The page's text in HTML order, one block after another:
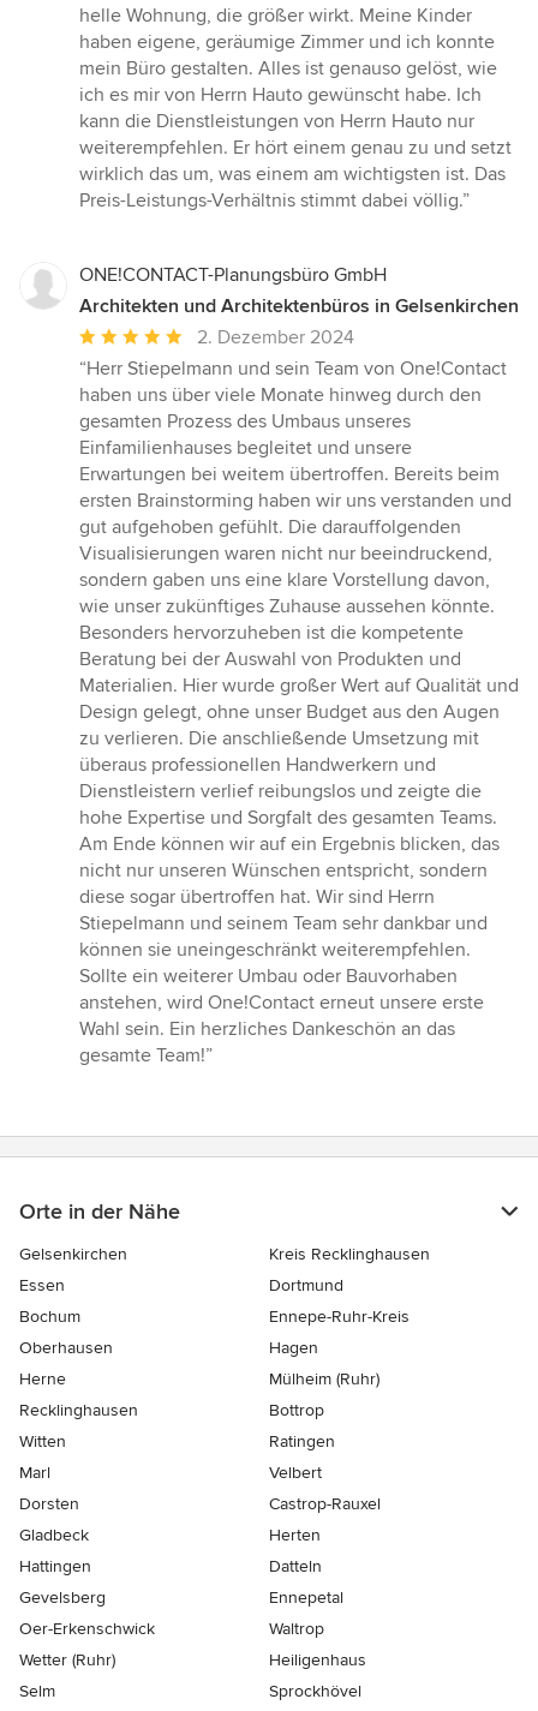
helle Wohnung, die größer wirkt. Meine Kinder
haben eigene, geräumige Zimmer und ich konnte
mein Büro gestalten. Alles ist genauso gelöst, wie
ich es mir von Herrn Hauto gewünscht habe. Ich
kann die Dienstleistungen von Herrn Hauto nur
weiterempfehlen. Er hört einem genau zu und setzt
wirklich das um, was einem am wichtigsten ist. Das
Preis-Leistungs-Verhältnis stimmt dabei völlig.”
ONE!CONTACT-Planungsbüro GmbH
Architekten und Architektenbüros in Gelsenkirchen
Durchschnittliche
Bewertung:
5
von
5
Sternen
2. Dezember 2024
“Herr Stiepelmann und sein Team von One!Contact
haben uns über viele Monate hinweg durch den
gesamten Prozess des Umbaus unseres
Einfamilienhauses begleitet und unsere
Erwartungen bei weitem übertroffen. Bereits beim
ersten Brainstorming haben wir uns verstanden und
gut aufgehoben gefühlt. Die darauffolgenden
Visualisierungen waren nicht nur beeindruckend,
sondern gaben uns eine klare Vorstellung davon,
wie unser zukünftiges Zuhause aussehen könnte.
Besonders hervorzuheben ist die kompetente
Beratung bei der Auswahl von Produkten und
Materialien. Hier wurde großer Wert auf Qualität und
Design gelegt, ohne unser Budget aus den Augen
zu verlieren. Die anschließende Umsetzung mit
überaus professionellen Handwerkern und
Dienstleistern verlief reibungslos und zeigte die
hohe Expertise und Sorgfalt des gesamten Teams.
Am Ende können wir auf ein Ergebnis blicken, das
nicht nur unseren Wünschen entspricht, sondern
diese sogar übertroffen hat. Wir sind Herrn
Stiepelmann und seinem Team sehr dankbar und
können sie uneingeschränkt weiterempfehlen.
Sollte ein weiterer Umbau oder Bauvorhaben
anstehen, wird One!Contact erneut unsere erste
Wahl sein. Ein herzliches Dankeschön an das
gesamte Team!”
Orte in der Nähe
Gelsenkirchen
Kreis Recklinghausen
Essen
Dortmund
Bochum
Ennepe-Ruhr-Kreis
Oberhausen
Hagen
Herne
Mülheim (Ruhr)
Recklinghausen
Bottrop
Witten
Ratingen
Marl
Velbert
Dorsten
Castrop-Rauxel
Gladbeck
Herten
Hattingen
Datteln
Gevelsberg
Ennepetal
Oer-Erkenschwick
Waltrop
Wetter (Ruhr)
Heiligenhaus
Selm
Sprockhövel